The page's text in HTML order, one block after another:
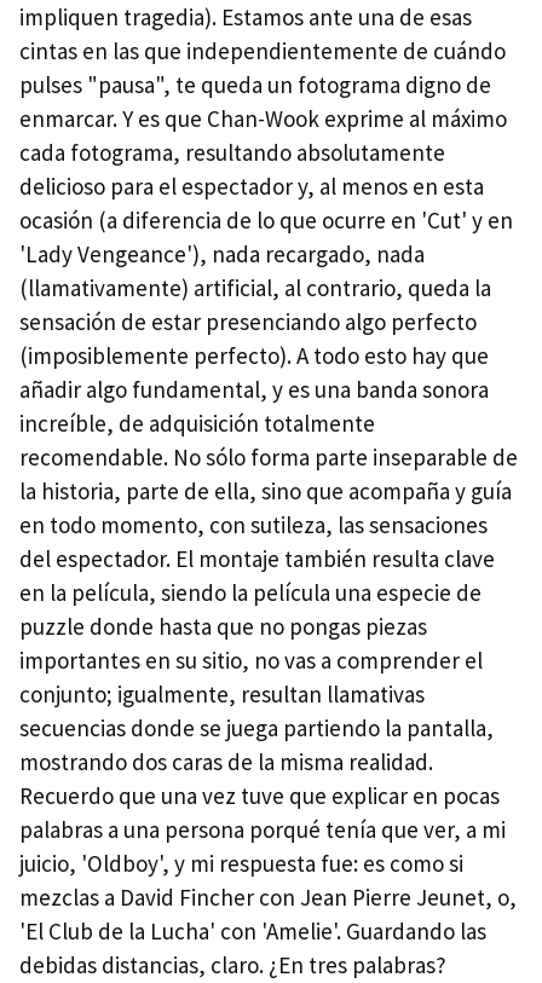
impliquen tragedia). Estamos ante una de esas
cintas en las que independientemente de cuándo
pulses "pausa", te queda un fotograma digno de
enmarcar. Y es que Chan-Wook exprime al máximo
cada fotograma, resultando absolutamente
delicioso para el espectador y, al menos en esta
ocasión (a diferencia de lo que ocurre en 'Cut' y en
'Lady Vengeance'), nada recargado, nada
(llamativamente) artificial, al contrario, queda la
sensación de estar presenciando algo perfecto
(imposiblemente perfecto). A todo esto hay que
añadir algo fundamental, y es una banda sonora
increíble, de adquisición totalmente
recomendable. No sólo forma parte inseparable de
la historia, parte de ella, sino que acompaña y guía
en todo momento, con sutileza, las sensaciones
del espectador. El montaje también resulta clave
en la película, siendo la película una especie de
puzzle donde hasta que no pongas piezas
importantes en su sitio, no vas a comprender el
conjunto; igualmente, resultan llamativas
secuencias donde se juega partiendo la pantalla,
mostrando dos caras de la misma realidad.
Recuerdo que una vez tuve que explicar en pocas
palabras a una persona porqué tenía que ver, a mi
juicio, 'Oldboy', y mi respuesta fue: es como si
mezclas a David Fincher con Jean Pierre Jeunet, o,
'El Club de la Lucha' con 'Amelie'. Guardando las
debidas distancias, claro. ¿En tres palabras?